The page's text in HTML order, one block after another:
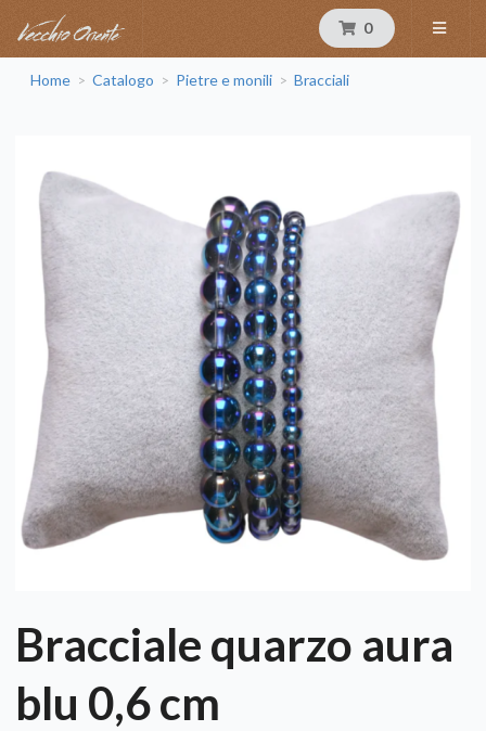
0
Home > Catalogo > Pietre e monili > Bracciali
Bracciale quarzo aura
blu 0,6 cm